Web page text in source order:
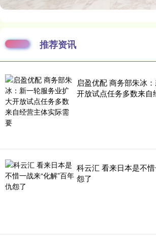
推荐资讯
启盈优配 商务部朱冰
开放试点任务多数来
科云汇 看来日本是不
怨了